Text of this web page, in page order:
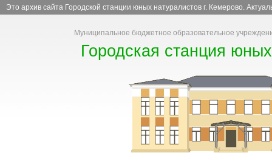
Это архив сайта Городской станции юных натуралистов г. Кемерово.
Муниципальное бюджетное образовательное
Городская станция